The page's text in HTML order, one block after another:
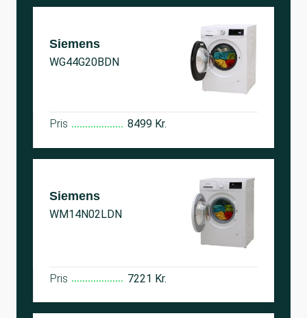
Siemens
WG44G20BDN
Pris 8499 Kr.
Siemens
WM14N02LDN
Pris 7221 Kr.